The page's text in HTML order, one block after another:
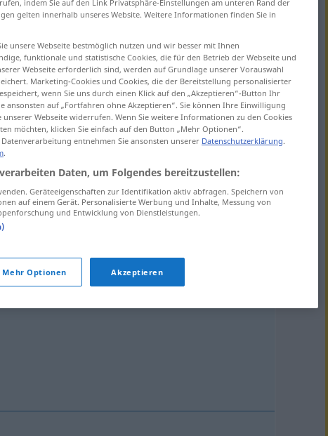
einenFall verhandeln
einen Fallverhandeln zivilrechtlich
indem Sie auf den Link Privatsphäre-Einstellungen am unteren Rand der
gelten innerhalb unseres Website. Weitere Informationen finden Sie in
unsere Webseite bestmöglich nutzen und wir besser mit Ihnen
funktionale und statistische Cookies, die für den Betrieb der Webseite und
Webseite erforderlich sind, werden auf Grundlage unserer Vorauswahl
Marketing-Cookies und Cookies, die der Bereitstellung personalisierter
wenn Sie uns durch einen Klick auf den „Akzeptieren“-Button Ihr
ansonsten auf „Fortfahren ohne Akzeptieren“. Sie können Ihre Einwilligung
Webseite widerrufen. Wenn Sie weitere Informationen zu den Cookies
möchten, klicken Sie einfach auf den Button „Mehr Optionen“.
entnehmen Sie ansonsten unserer Datenschutzerklärung.
.
Daten, um Folgendes bereitzustellen:
Geräteeigenschaften zur Identifikation aktiv abfragen. Speichern von
auf einem Gerät. Personalisierte Werbung und Inhalte, Messung von
und Entwicklung von Dienstleistungen.
Mehr Optionen Akzeptieren